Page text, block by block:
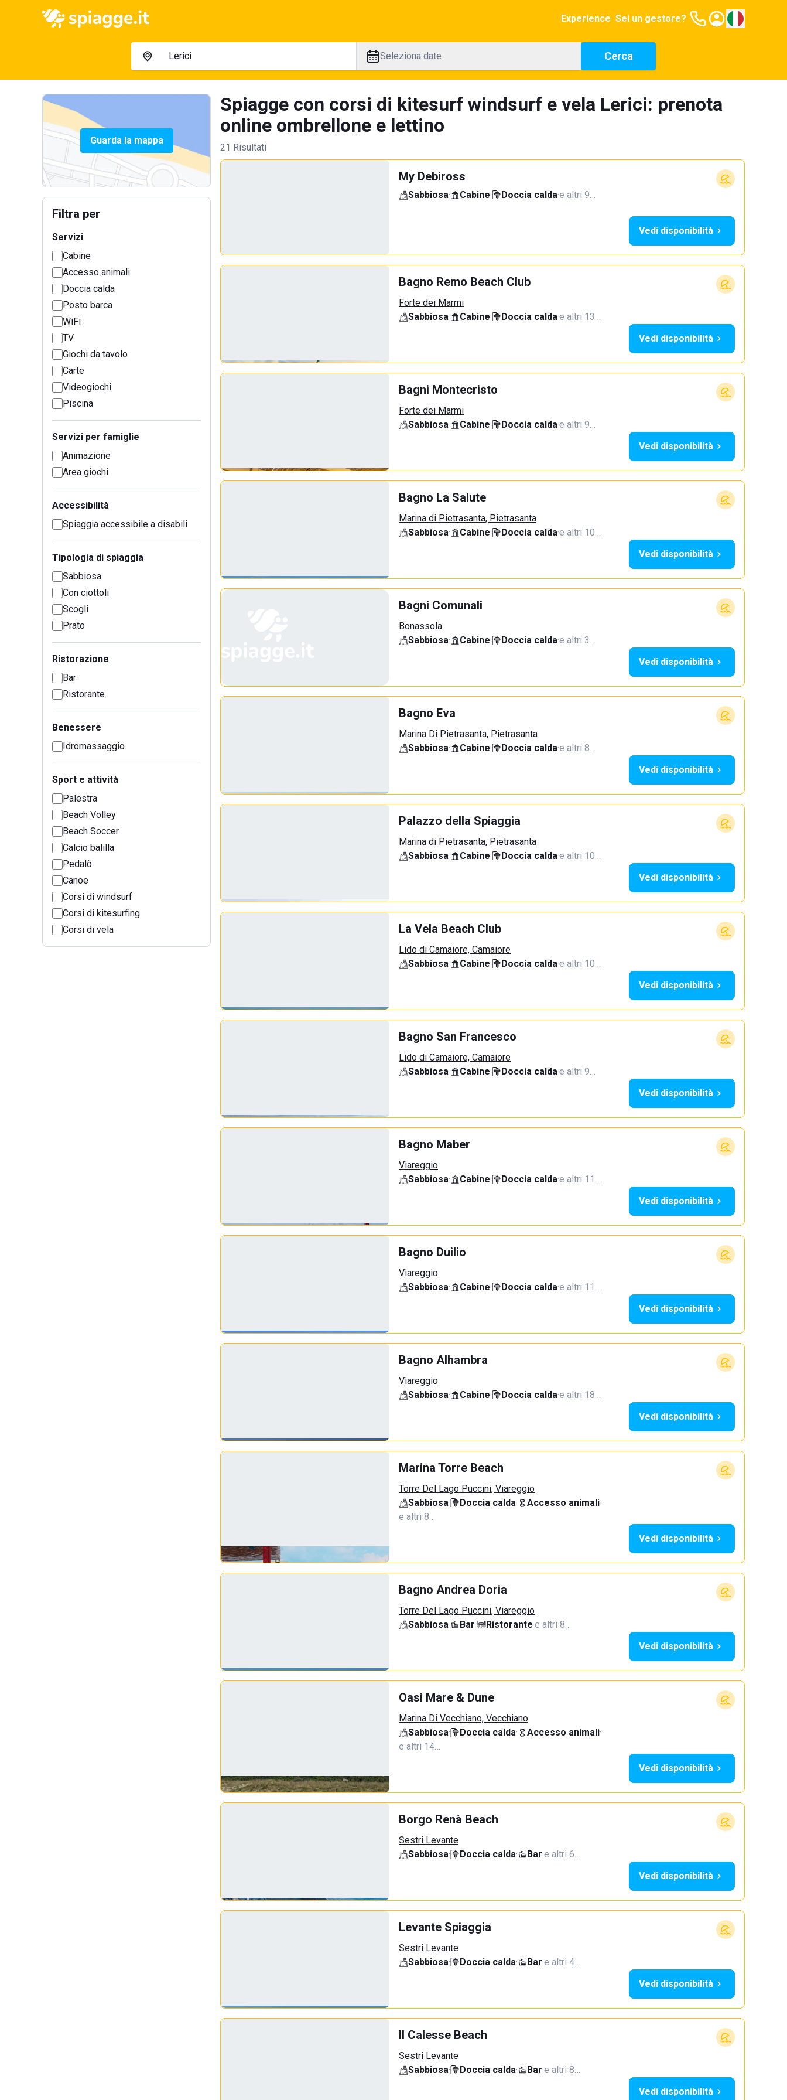
Experience Sei un gestore?
Seleziona date Cerca
Guarda la mappa
Filtra per
Servizi
Cabine
Accesso animali
Doccia calda
Posto barca
WiFi
TV
Giochi da tavolo
Carte
Videogiochi
Piscina
Servizi per famiglie
Animazione
Area giochi
Accessibilità
Spiaggia accessibile a disabili
Tipologia di spiaggia
Sabbiosa
Con ciottoli
Scogli
Prato
Ristorazione
Bar
Ristorante
Benessere
Idromassaggio
Sport e attività
Palestra
Beach Volley
Beach Soccer
Calcio balilla
Pedalò
Canoe
Corsi di windsurf
Corsi di kitesurfing
Corsi di vela
Spiagge con corsi di kitesurf windsurf e vela Lerici: prenota
online ombrellone e lettino
21 Risultati
My Debiross
Sabbiosa· Cabine· Doccia calda·e altri 9…
Vedi disponibilità
Bagno Remo Beach Club
Forte dei Marmi
Sabbiosa· Cabine· Doccia calda·e altri 13…
Vedi disponibilità
Bagni Montecristo
Forte dei Marmi
Sabbiosa· Cabine· Doccia calda·e altri 9…
Vedi disponibilità
Bagno La Salute
Marina di Pietrasanta, Pietrasanta
Sabbiosa· Cabine· Doccia calda·e altri 10…
Vedi disponibilità
Bagni Comunali
Bonassola
Sabbiosa· Cabine· Doccia calda·e altri 3…
Vedi disponibilità
Bagno Eva
Marina Di Pietrasanta, Pietrasanta
Sabbiosa· Cabine· Doccia calda·e altri 8…
Vedi disponibilità
Palazzo della Spiaggia
Marina di Pietrasanta, Pietrasanta
Sabbiosa· Cabine· Doccia calda·e altri 10…
Vedi disponibilità
La Vela Beach Club
Lido di Camaiore, Camaiore
Sabbiosa· Cabine· Doccia calda·e altri 10…
Vedi disponibilità
Bagno San Francesco
Lido di Camaiore, Camaiore
Sabbiosa· Cabine· Doccia calda·e altri 9…
Vedi disponibilità
Bagno Maber
Viareggio
Sabbiosa· Cabine· Doccia calda·e altri 11…
Vedi disponibilità
Bagno Duilio
Viareggio
Sabbiosa· Cabine· Doccia calda·e altri 11…
Vedi disponibilità
Bagno Alhambra
Viareggio
Sabbiosa· Cabine· Doccia calda·e altri 18…
Vedi disponibilità
Marina Torre Beach
Torre Del Lago Puccini, Viareggio
Sabbiosa· Doccia calda· Accesso animali·
e altri 8…
Vedi disponibilità
Bagno Andrea Doria
Torre Del Lago Puccini, Viareggio
Sabbiosa· Bar· Ristorante·e altri 8…
Vedi disponibilità
Oasi Mare & Dune
Marina Di Vecchiano, Vecchiano
Sabbiosa· Doccia calda· Accesso animali·
e altri 14…
Vedi disponibilità
Borgo Renà Beach
Sestri Levante
Sabbiosa· Doccia calda· Bar·e altri 6…
Vedi disponibilità
Levante Spiaggia
Sestri Levante
Sabbiosa· Doccia calda· Bar·e altri 4…
Vedi disponibilità
Il Calesse Beach
Sestri Levante
Sabbiosa· Doccia calda· Bar·e altri 8…
Vedi disponibilità